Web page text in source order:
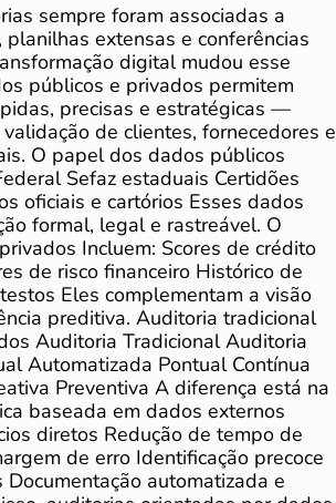
sempre foram associadas a
planilhas extensas e conferências
digital mudou esse
públicos e privados permitem
precisas e estratégicas —
de clientes, fornecedores e
O papel dos dados públicos
Sefaz estaduais Certidões
oficiais e cartórios Esses dados
formal, legal e rastreável. O
Incluem: Scores de crédito
de risco financeiro Histórico de
Eles complementam a visão
preditiva. Auditoria tradicional
Auditoria Tradicional Auditoria
Automatizada Pontual Contínua
Preventiva A diferença está na
baseada em dados externos
diretos Redução de tempo de
de erro Identificação precoce
Documentação automatizada e